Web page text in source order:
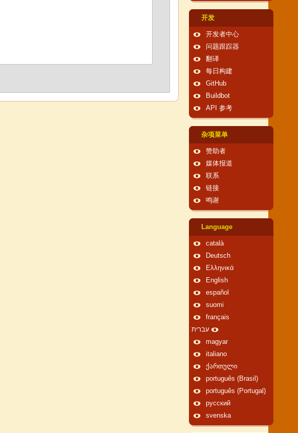
开发
开发者中心
问题跟踪器
翻译
每日构建
GitHub
Buildbot
API 参考
杂项菜单
赞助者
媒体报道
联系
链接
鸣谢
Language
català
Deutsch
Ελληνικά
English
español
suomi
français
עברית
magyar
italiano
ქართული
português (Brasil)
português (Portugal)
русский
svenska